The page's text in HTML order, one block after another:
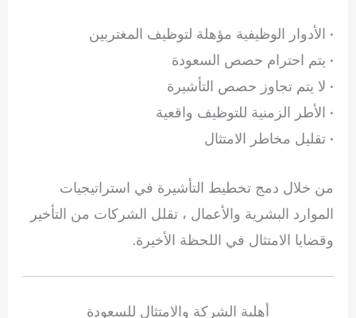
• الأدوار الوظيفية مؤهلة لتوظيف المغتربين
• يتم احترام حصص السعودة
• لا يتم تجاوز حصص التأشيرة
• الأطر الزمنية للتوظيف واقعية
• تقليل مخاطر الامتثال
من خلال دمج تخطيط التأشيرة في استراتيجيات
الموارد البشرية والأعمال ، تقلل الشركات من التأخير
وقضايا الامتثال في اللحظة الأخيرة.
أهلية الشركة والامتثال للسعودة